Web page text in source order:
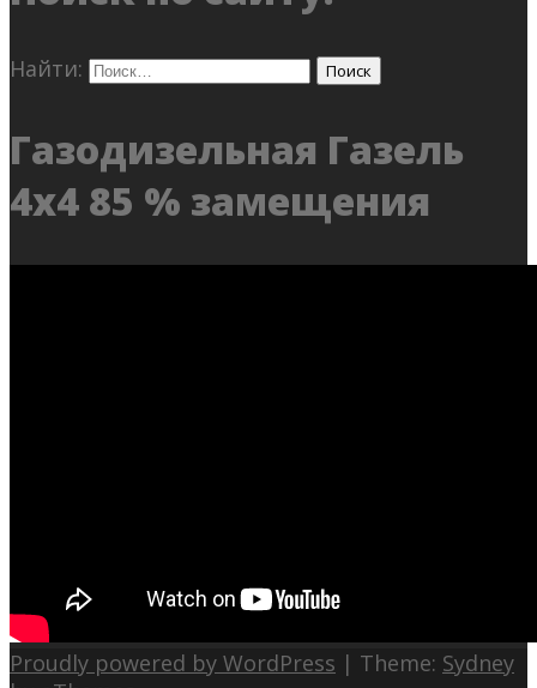
Найти:
Газодизельная Газель
4х4 85 % замещения
Proudly powered by WordPress | Theme: Sydney